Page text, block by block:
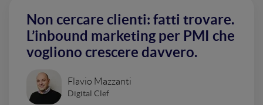
Non cercare clienti: fatti trovare.
L’inbound marketing per PMI che
vogliono crescere davvero.
Flavio Mazzanti
Digital Clef